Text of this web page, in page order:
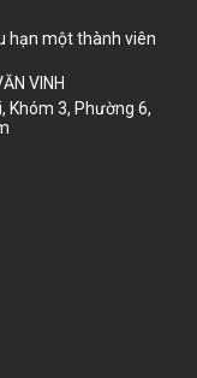
hạn một thành viên
VINH
Khóm 3, Phường 6,